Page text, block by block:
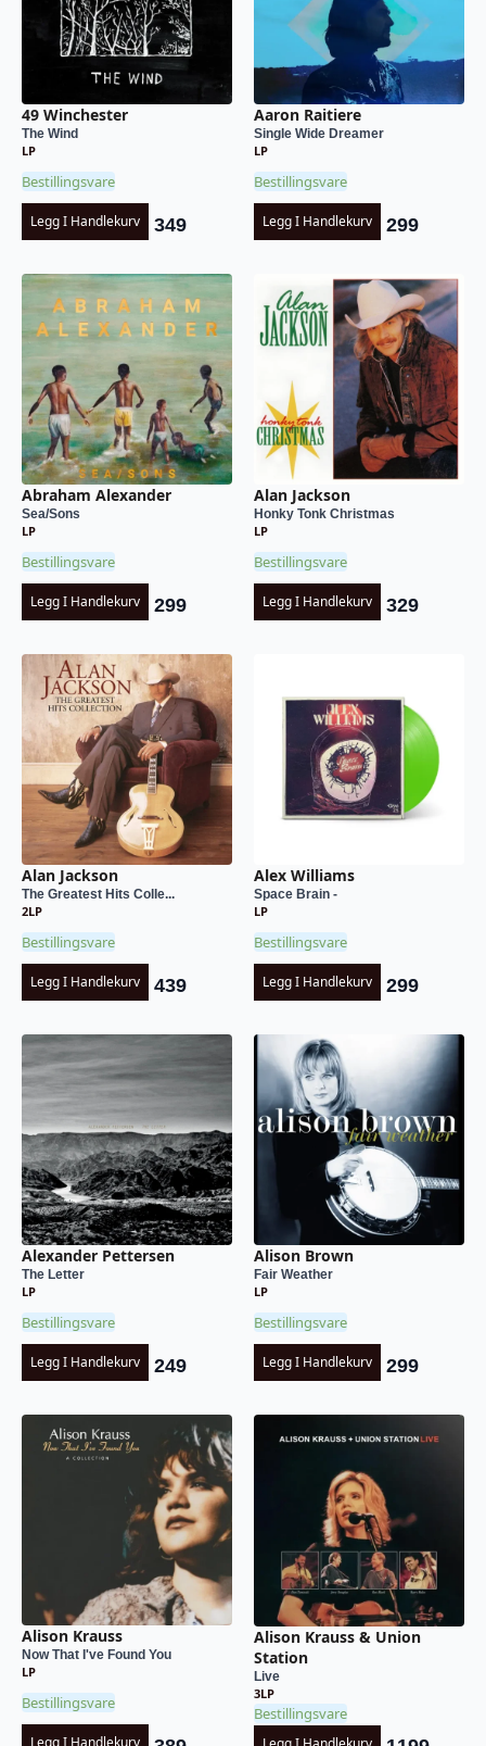
49 Winchester
The Wind
LP
Bestillingsvare
Legg I Handlekurv 349
Aaron Raitiere
Single Wide Dreamer
LP
Bestillingsvare
Legg I Handlekurv 299
Abraham Alexander
Sea/Sons
LP
Bestillingsvare
Legg I Handlekurv 299
Alan Jackson
Honky Tonk Christmas
LP
Bestillingsvare
Legg I Handlekurv 329
Alan Jackson
The Greatest Hits Colle...
2LP
Bestillingsvare
Legg I Handlekurv 439
Alex Williams
Space Brain -
LP
Bestillingsvare
Legg I Handlekurv 299
Alexander Pettersen
The Letter
LP
Bestillingsvare
Legg I Handlekurv 249
Alison Brown
Fair Weather
LP
Bestillingsvare
Legg I Handlekurv 299
Alison Krauss
Now That I've Found You
LP
Bestillingsvare
Legg I Handlekurv
Alison Krauss & Union
Station
Live
3LP
Bestillingsvare